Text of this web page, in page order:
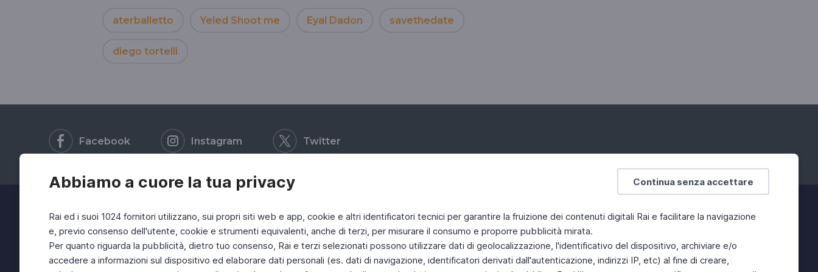
Continua senza accettare
Abbiamo a cuore la tua privacy
Rai ed i suoi 1024 fornitori utilizzano, sui propri siti web e app, cookie e altri identificatori tecnici per garantire la fruizione dei contenuti digitali Rai e facilitare la navigazione
e, previo consenso dell'utente, cookie e strumenti equivalenti, anche di terzi, per misurare il consumo e proporre pubblicità mirata.
Per quanto riguarda la pubblicità, dietro tuo consenso, Rai e terzi selezionati possono utilizzare dati di geolocalizzazione, l'identificativo del dispositivo, archiviare e/o
accedere a informazioni sul dispositivo ed elaborare dati personali (es. dati di navigazione, identificatori derivati dall'autenticazione, indirizzi IP, etc) al fine di creare,
aterballetto Yeled Shoot me Eyal Dadon savethedate
diego tortelli
Facebook Instagram Twitter